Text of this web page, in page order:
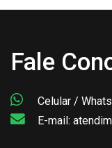
Fale
Celular /
E-mail: